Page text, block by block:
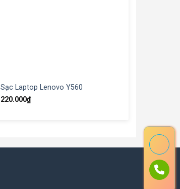
Sạc Laptop Lenovo Y560
220.000₫